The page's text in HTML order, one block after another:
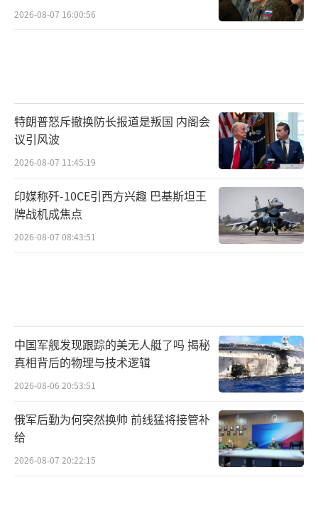
2026-08-07 16:00:56
特朗普怒斥撤换防长报道是叛国 内阁会
议引风波
2026-08-07 11:45:19
印媒称歼-10CE引西方兴趣 巴基斯坦王
牌战机成焦点
2026-08-07 08:43:51
中国军舰发现跟踪的美无人艇了吗 揭秘
真相背后的物理与技术逻辑
2026-08-06 20:53:51
俄军后勤为何突然换帅 前线猛将接管补
给
2026-08-07 20:22:15